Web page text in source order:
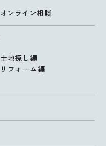
オンライン相談
土地探し編
リフォーム編